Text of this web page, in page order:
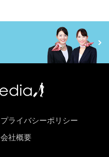
プライバシーポリシー
会社概要